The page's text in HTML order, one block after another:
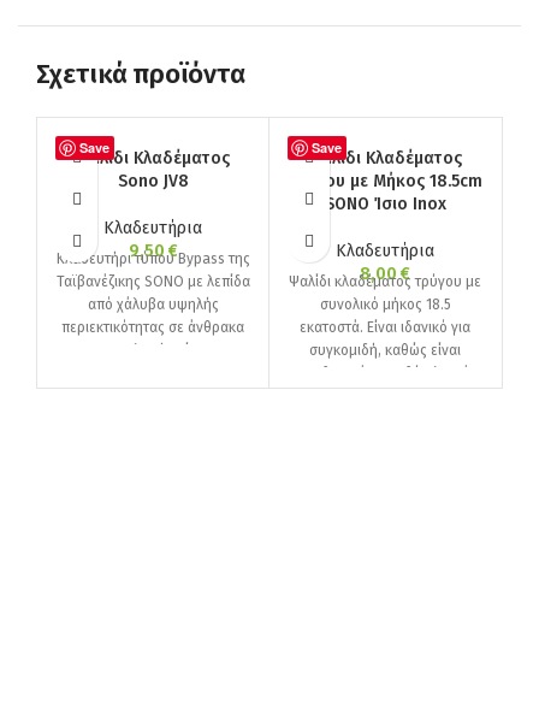
Σχετικά προϊόντα
Save
Ψαλίδι Κλαδέματος
Sono JV8
Κλαδευτήρια
9,50€
Κλαδευτήρι τύπου Bypass της
Ταϊβανέζικης SONO με λεπίδα
από χάλυβα υψηλής
περιεκτικότητας σε άνθρακα
Save
Ψαλίδι Κλαδέματος
Τρύγου με Μήκος 18.5cm
SONO Ίσιο Inox
Κλαδευτήρια
8,00€
Ψαλίδι κλαδέματος τρύγου με
συνολικό μήκος 18.5
εκατοστά. Είναι ιδανικό για
συγκομιδή, καθώς είναι